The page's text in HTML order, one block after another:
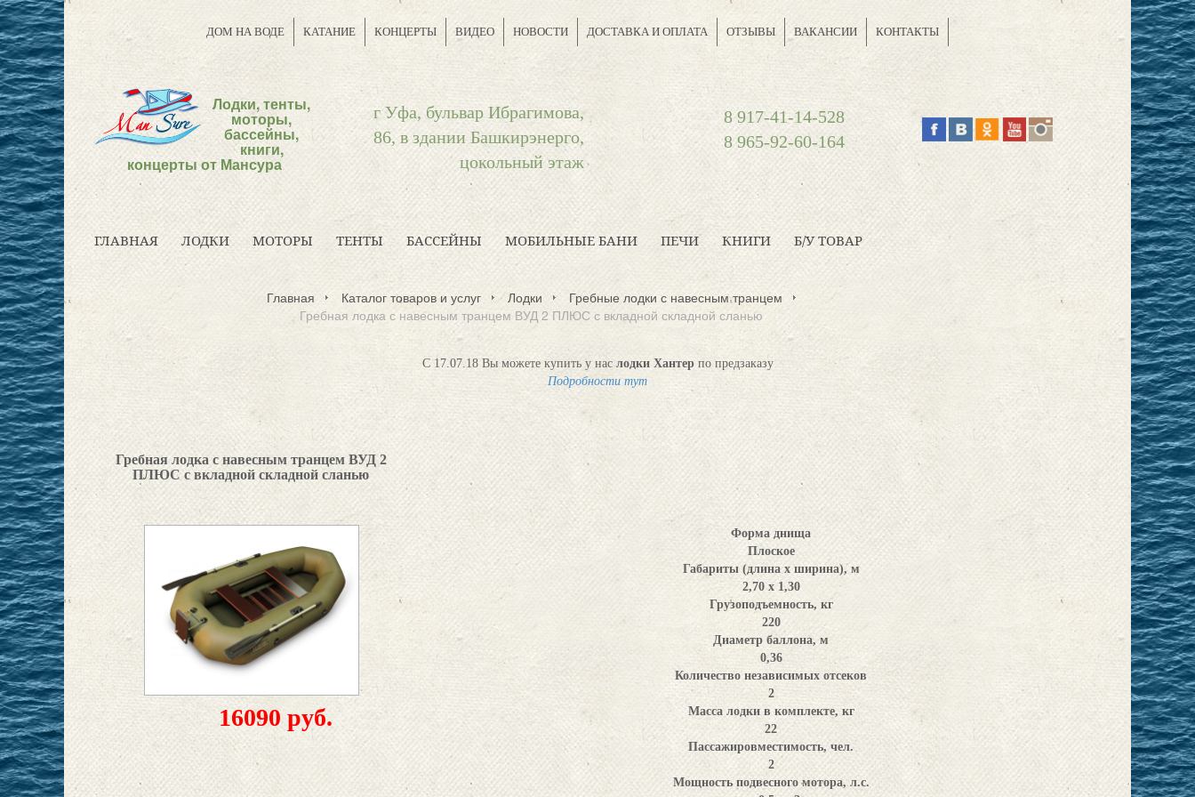
ДОМ НА ВОДЕ КАТАНИЕ КОНЦЕРТЫ ВИДЕО НОВОСТИ ДОСТАВКА И ОПЛАТА ОТЗЫВЫ ВАКАНСИИ КОНТАКТЫ
Лодки, тенты,
моторы,
бассейны,
книги,
концерты от Мансура
г Уфа, бульвар Ибрагимова,
86, в здании Башкирэнерго,
цокольный этаж
8 917-41-14-528
8 965-92-60-164
ГЛАВНАЯ ЛОДКИ МОТОРЫ ТЕНТЫ БАССЕЙНЫ МОБИЛЬНЫЕ БАНИ ПЕЧИ КНИГИ Б/У ТОВАР
Главная Каталог товаров и услуг Лодки
Гребные лодки с навесным транцем
Гребная лодка с навесным транцем ВУД 2 ПЛЮС с вкладной складной сланью
С 17.07.18 Вы можете купить у нас лодки Хантер по предзаказу
Подробности тут
Гребная лодка с навесным транцем ВУД 2
ПЛЮС с вкладной складной сланью
16090 руб.
Форма днища
Плоское
Габариты (длина x ширина), м
2,70 х 1,30
Грузоподъемность, кг
220
Диаметр баллона, м
0,36
Количество независимых отсеков
2
Масса лодки в комплекте, кг
22
Пассажировместимость, чел.
2
Мощность подвесного мотора, л.с.